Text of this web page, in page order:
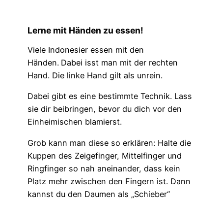
Lerne mit Händen zu essen!
Viele Indonesier essen mit den
Händen. Dabei isst man mit der rechten
Hand. Die linke Hand gilt als unrein.
Dabei gibt es eine bestimmte Technik. Lass
sie dir beibringen, bevor du dich vor den
Einheimischen blamierst.
Grob kann man diese so erklären: Halte die
Kuppen des Zeigefinger, Mittelfinger und
Ringfinger so nah aneinander, dass kein
Platz mehr zwischen den Fingern ist. Dann
kannst du den Daumen als „Schieber“